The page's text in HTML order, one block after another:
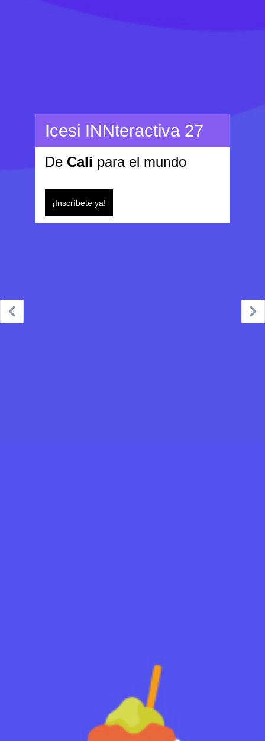
Icesi INNteractiva 27
De Cali para el mundo
¡Inscríbete ya!